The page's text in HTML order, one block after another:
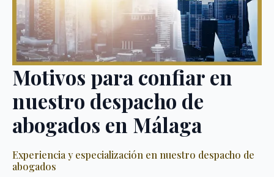
Motivos para confiar en
nuestro despacho de
abogados en Málaga
Experiencia y especialización en nuestro despacho de
abogados